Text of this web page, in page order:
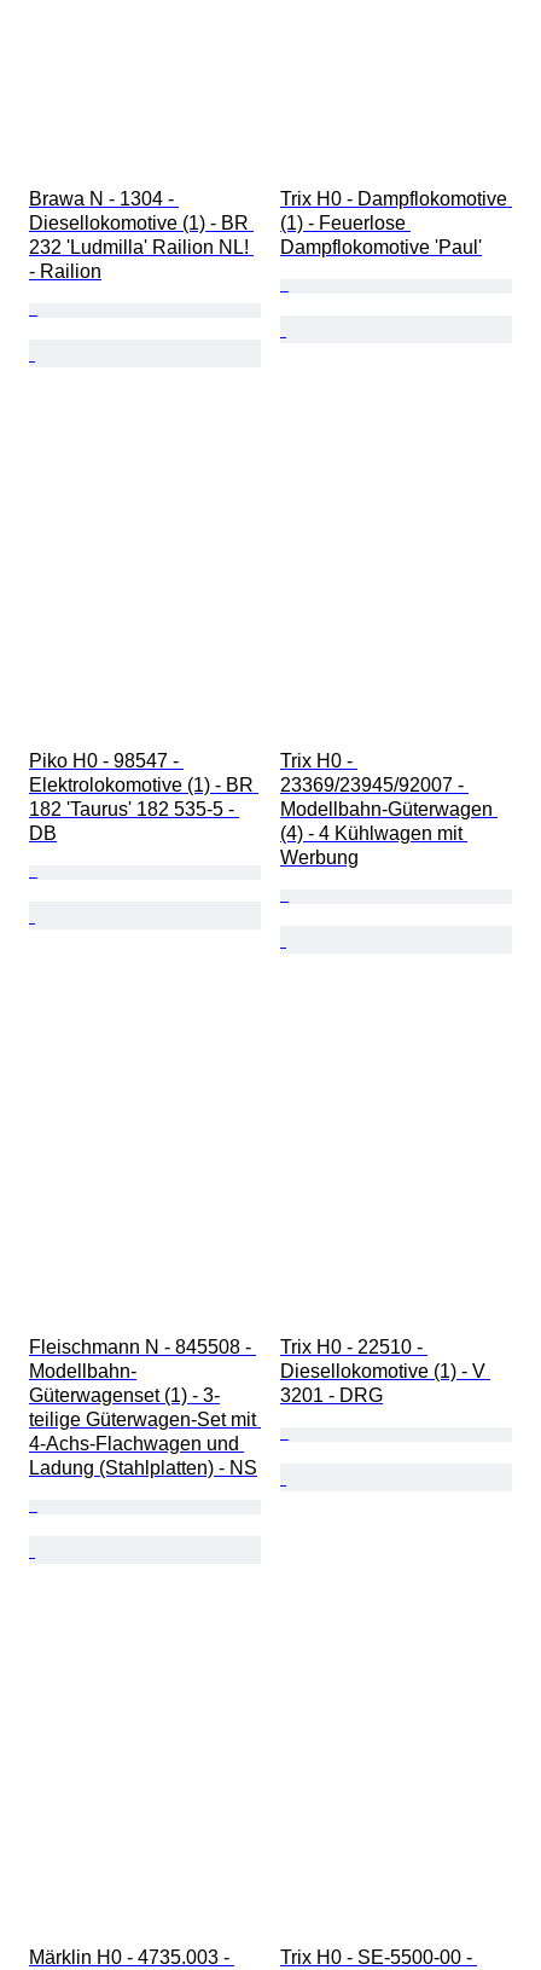
Brawa N - 1304 -
Diesellokomotive (1) - BR
232 'Ludmilla' Railion NL!
- Railion
Trix H0 - Dampflokomotive
(1) - Feuerlose
Dampflokomotive 'Paul'
Piko H0 - 98547 -
Elektrolokomotive (1) - BR
182 'Taurus' 182 535-5 -
DB
Trix H0 -
23369/23945/92007 -
Modellbahn-Güterwagen
(4) - 4 Kühlwagen mit
Werbung
Fleischmann N - 845508 -
Modellbahn-
Güterwagenset (1) - 3-
teilige Güterwagen-Set mit
4-Achs-Flachwagen und
Ladung (Stahlplatten) - NS
Trix H0 - 22510 -
Diesellokomotive (1) - V
3201 - DRG
Märklin H0 - 4735.003 -
Trix H0 - SE-5500-00 -